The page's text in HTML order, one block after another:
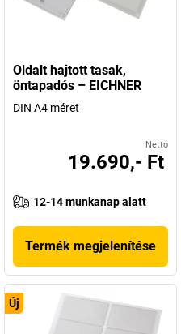
Oldalt hajtott tasak,
öntapadós – EICHNER
DIN A4 méret
Nettó
19.690,- Ft
12-14 munkanap alatt
Termék megjelenítése
Új